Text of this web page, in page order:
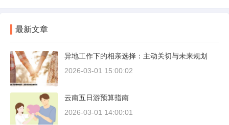
最新文章
异地工作下的相亲选择：主动关切与未来规划
2026-03-01 15:00:02
云南五日游预算指南
2026-03-01 14:00:01